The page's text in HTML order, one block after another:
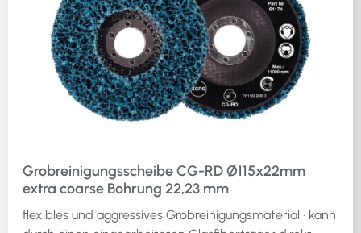
Grobreinigungsscheibe CG-RD Ø115x22mm
extra coarse Bohrung 22,23 mm
flexibles und aggressives Grobreinigungsmaterial · kann